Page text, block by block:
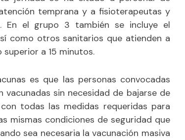
temprana y a fisioterapeutas y
En el grupo 3 también se incluye el
como otros sanitarios que atienden a
a 15 minutos.
es que las personas convocadas
sin necesidad de bajarse de
todas las medidas requeridas para
mismas condiciones de seguridad que
sea necesaria la vacunación masiva